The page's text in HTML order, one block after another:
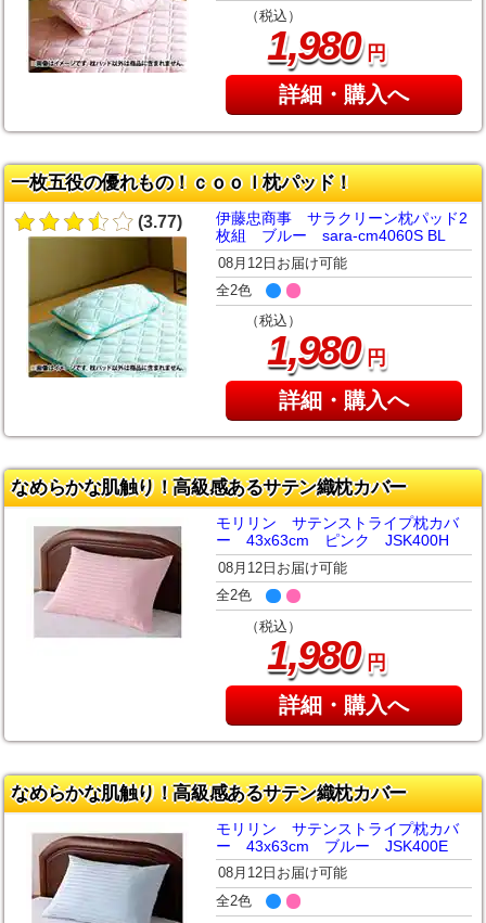
（税込）
1,980円
詳細・購入へ
一枚五役の優れもの！ｃｏｏｌ枕パッド！
(3.77)
伊藤忠商事 サラクリーン枕パッド2
枚組 ブルー sara-cm4060S BL
08月12日お届け可能
全2色
（税込）
1,980円
詳細・購入へ
なめらかな肌触り！高級感あるサテン織枕カバー
モリリン サテンストライプ枕カバ
ー 43x63cm ピンク JSK400H
08月12日お届け可能
全2色
（税込）
1,980円
詳細・購入へ
なめらかな肌触り！高級感あるサテン織枕カバー
モリリン サテンストライプ枕カバ
ー 43x63cm ブルー JSK400E
08月12日お届け可能
全2色